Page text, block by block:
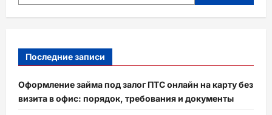
Последние записи
Оформление займа под залог ПТС онлайн на карту без
визита в офис: порядок, требования и документы